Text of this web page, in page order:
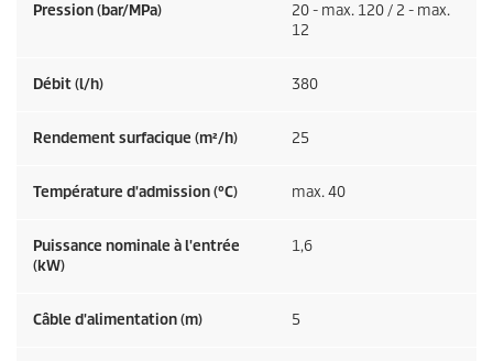
Pression (bar/MPa)
20 - max. 120 / 2 - max.
12
Débit (l/h) 380
Rendement surfacique (m²/h) 25
Température d'admission (°C) max. 40
Puissance nominale à l'entrée
(kW)
1,6
Câble d'alimentation (m) 5